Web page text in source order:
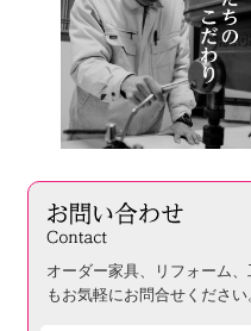
オーダー家具、リフォーム、
もお気軽にお問合せください